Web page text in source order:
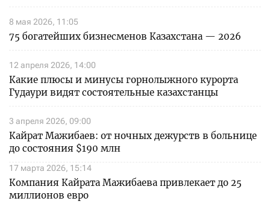
8 мая 2026, 11:05
75 богатейших бизнесменов Казахстана — 2026
12 апреля 2026, 14:00
Какие плюсы и минусы горнолыжного курорта
Гудаури видят состоятельные казахстанцы
3 апреля 2026, 09:00
Кайрат Мажибаев: от ночных дежурств в больнице
до состояния $190 млн
17 марта 2026, 15:14
Компания Кайрата Мажибаева привлекает до 25
миллионов евро